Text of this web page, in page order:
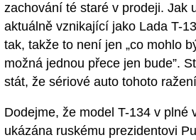
zachování té staré v prodeji. Jak
aktuálně vznikající jako Lada T-
tak, takže to není jen „co mohlo
možná jednou přece jen bude”.
stát, že sériové auto tohoto
Dodejme, že model T-134 v plné
ukázána ruskému prezidentovi